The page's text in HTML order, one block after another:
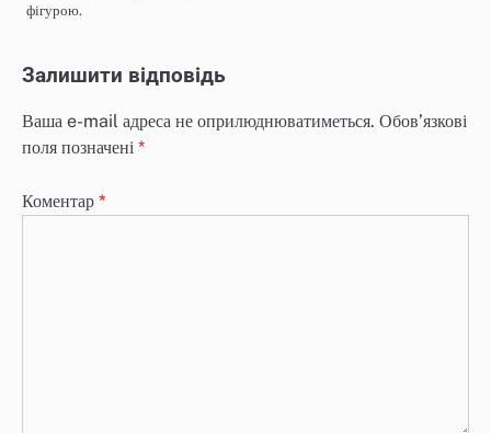
фігурою.
Залишити відповідь
Ваша e-mail адреса не оприлюднюватиметься. Обов’язкові
поля позначені *
Коментар *